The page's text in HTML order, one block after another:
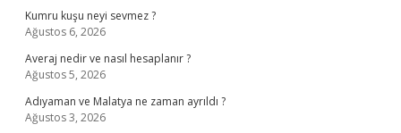
Kumru kuşu neyi sevmez ?
Ağustos 6, 2026
Averaj nedir ve nasıl hesaplanır ?
Ağustos 5, 2026
Adıyaman ve Malatya ne zaman ayrıldı ?
Ağustos 3, 2026